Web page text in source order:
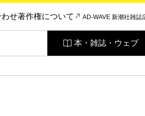
わせ著作権について AD-WAVE 新潮社雑誌
本・雑誌・ウェブ